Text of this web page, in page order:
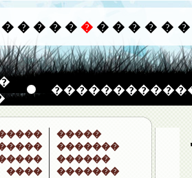
� � � � � � � � � � � �
����
�����
�������
������
�������